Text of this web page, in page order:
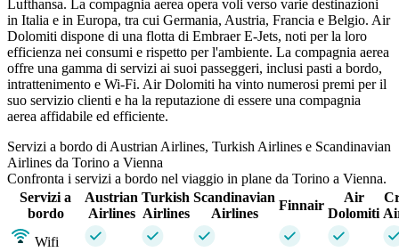
Lufthansa. La compagnia aerea opera voli verso varie destinazioni
in Italia e in Europa, tra cui Germania, Austria, Francia e Belgio. Air
Dolomiti dispone di una flotta di Embraer E-Jets, noti per la loro
efficienza nei consumi e rispetto per l'ambiente. La compagnia aerea
offre una gamma di servizi ai suoi passeggeri, inclusi pasti a bordo,
intrattenimento e Wi-Fi. Air Dolomiti ha vinto numerosi premi per il
suo servizio clienti e ha la reputazione di essere una compagnia
aerea affidabile ed efficiente.
Servizi a bordo di Austrian Airlines, Turkish Airlines e Scandinavian
Airlines da Torino a Vienna
Confronta i servizi a bordo nel viaggio in plane da Torino a Vienna.
Servizi a
bordo
Austrian
Airlines
Turkish
Airlines
Scandinavian
Airlines
Finnair
Air
Dolomiti
Wifi